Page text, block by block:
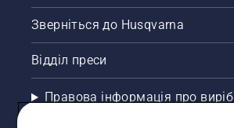
Зверніться до Husqvarna
Відділ преси
Правова інформація про виріб